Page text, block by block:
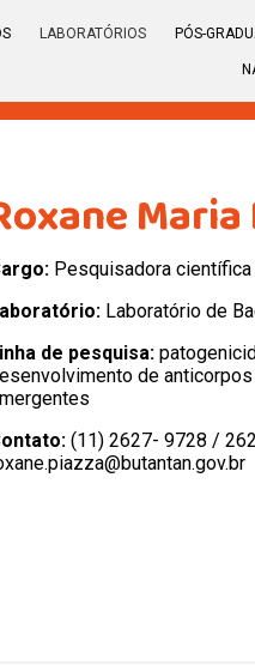
LABORATÓRIOS PÓS-
Pesquisadora científica
Laboratório de
de pesquisa:
de
(11) 2627- 9728 /